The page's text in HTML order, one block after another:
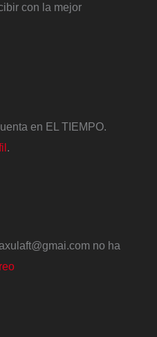
con la mejor
en EL TIEMPO.
no ha